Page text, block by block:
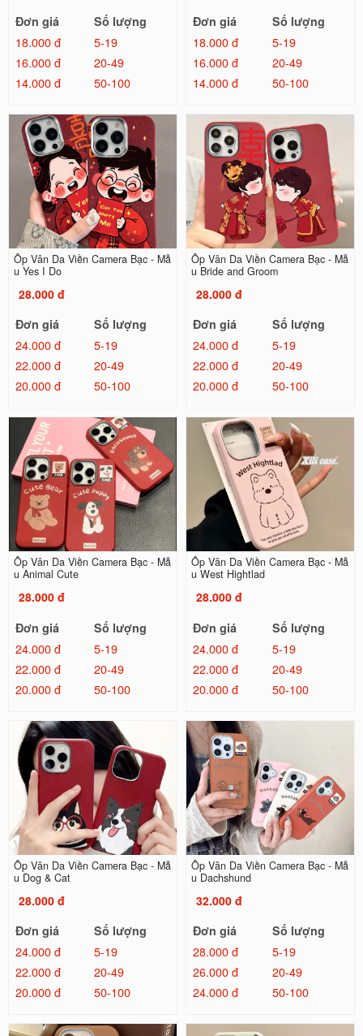
Đơn giá
Số lượng
18.000 đ
5-19
16.000 đ
20-49
14.000 đ
50-100
Đơn giá
Số lượng
18.000 đ
5-19
16.000 đ
20-49
14.000 đ
50-100
Ốp Vân Da Viền Camera Bạc - Mẫ
u Yes I Do
28.000 đ
Đơn giá
Số lượng
24.000 đ
5-19
22.000 đ
20-49
20.000 đ
50-100
Ốp Vân Da Viền Camera Bạc - Mẫ
u Bride and Groom
28.000 đ
Đơn giá
Số lượng
24.000 đ
5-19
22.000 đ
20-49
20.000 đ
50-100
Ốp Vân Da Viền Camera Bạc - Mẫ
u Animal Cute
28.000 đ
Đơn giá
Số lượng
24.000 đ
5-19
22.000 đ
20-49
20.000 đ
50-100
Ốp Vân Da Viền Camera Bạc - Mẫ
u West Hightlad
28.000 đ
Đơn giá
Số lượng
24.000 đ
5-19
22.000 đ
20-49
20.000 đ
50-100
Ốp Vân Da Viền Camera Bạc - Mẫ
u Dog & Cat
28.000 đ
Đơn giá
Số lượng
24.000 đ
5-19
22.000 đ
20-49
20.000 đ
50-100
Ốp Vân Da Viền Camera Bạc - Mẫ
u Dachshund
32.000 đ
Đơn giá
Số lượng
28.000 đ
5-19
26.000 đ
20-49
24.000 đ
50-100